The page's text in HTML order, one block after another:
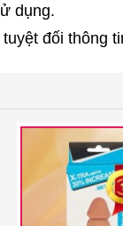
dụng.
đối thông